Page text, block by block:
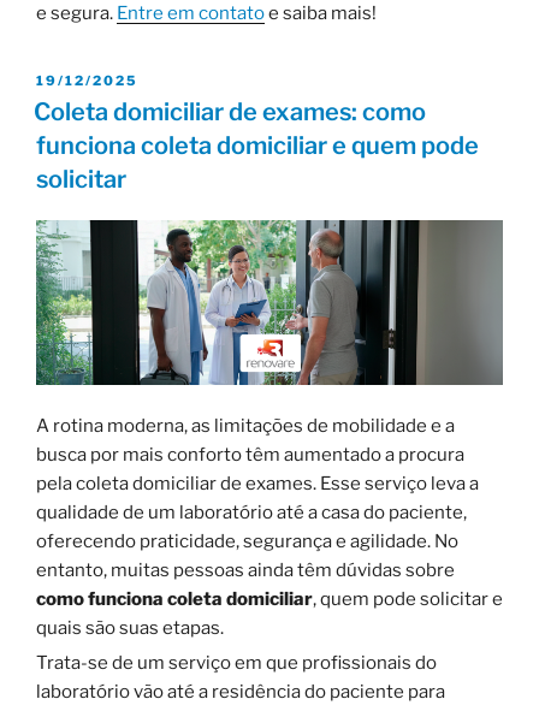
e segura. Entre em contatoe saiba mais!
19/12/2025
Coleta domiciliar de exames: como
funciona coleta domiciliar e quem pode
solicitar
A rotina moderna, as limitações de mobilidade e a
busca por mais conforto têm aumentado a procura
pela coleta domiciliar de exames. Esse serviço leva a
qualidade de um laboratório até a casa do paciente,
oferecendo praticidade, segurança e agilidade. No
entanto, muitas pessoas ainda têm dúvidas sobre
como funciona coleta domiciliar, quem pode solicitar e
quais são suas etapas.
Trata-se de um serviço em que profissionais do
laboratório vão até a residência do paciente para